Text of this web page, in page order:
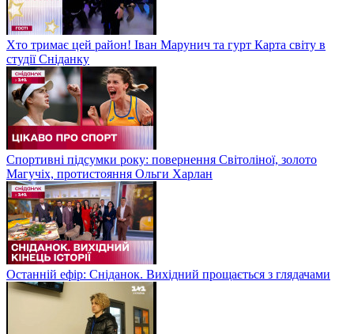
Хто тримає цей район! Іван Марунич та гурт Карта світу в
студії Сніданку
Спортивні підсумки року: повернення Світоліної, золото
Магучіх, протистояння Ольги Харлан
Останній ефір: Сніданок. Вихідний прощається з глядачами